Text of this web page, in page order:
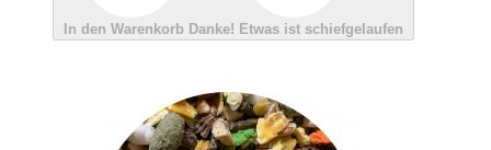
In den Warenkorb Danke! Etwas ist schiefgelaufen